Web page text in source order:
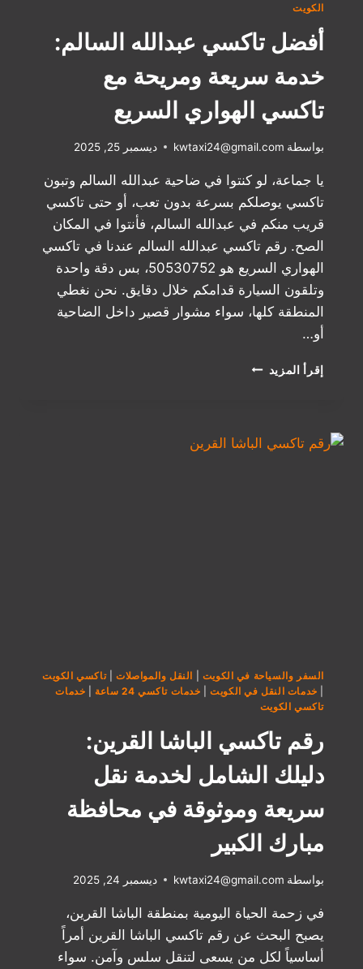
الكويت
أفضل تاكسي عبدالله السالم:
خدمة سريعة ومريحة مع
تاكسي الهواري السريع
بواسطة kwtaxi24@gmail.com ديسمبر 25, 2025
يا جماعة، لو كنتوا في ضاحية عبدالله السالم وتبون
تاكسي يوصلكم بسرعة بدون تعب، أو حتى تاكسي
قريب منكم في عبدالله السالم، فأنتوا في المكان
الصح. رقم تاكسي عبدالله السالم عندنا في تاكسي
الهواري السريع هو 50530752، بس دقة واحدة
وتلقون السيارة قدامكم خلال دقايق. نحن نغطي
المنطقة كلها، سواء مشوار قصير داخل الضاحية
أو…
إقرأ المزيد أفضل
سريعة
السفر والسياحة في الكويت النقل والمواصلات |تاكسي الكويت
خدمات النقل في الكويت| خدمات تاكسي 24 ساعة
خدمات
تاكسي الكويت
رقم تاكسي الباشا القرين:
دليلك الشامل لخدمة نقل
سريعة وموثوقة في محافظة
مبارك الكبير
بواسطة kwtaxi24@gmail.com ديسمبر 24, 2025
في زحمة الحياة اليومية بمنطقة الباشا القرين،
يصبح البحث عن رقم تاكسي الباشا القرين أمراً
أساسياً لكل من يسعى لتنقل سلس وآمن. سواء